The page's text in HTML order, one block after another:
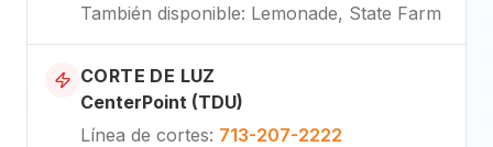
También disponible: Lemonade, State Farm
CORTE DE LUZ
CenterPoint (TDU)
Línea de cortes: 713-207-2222